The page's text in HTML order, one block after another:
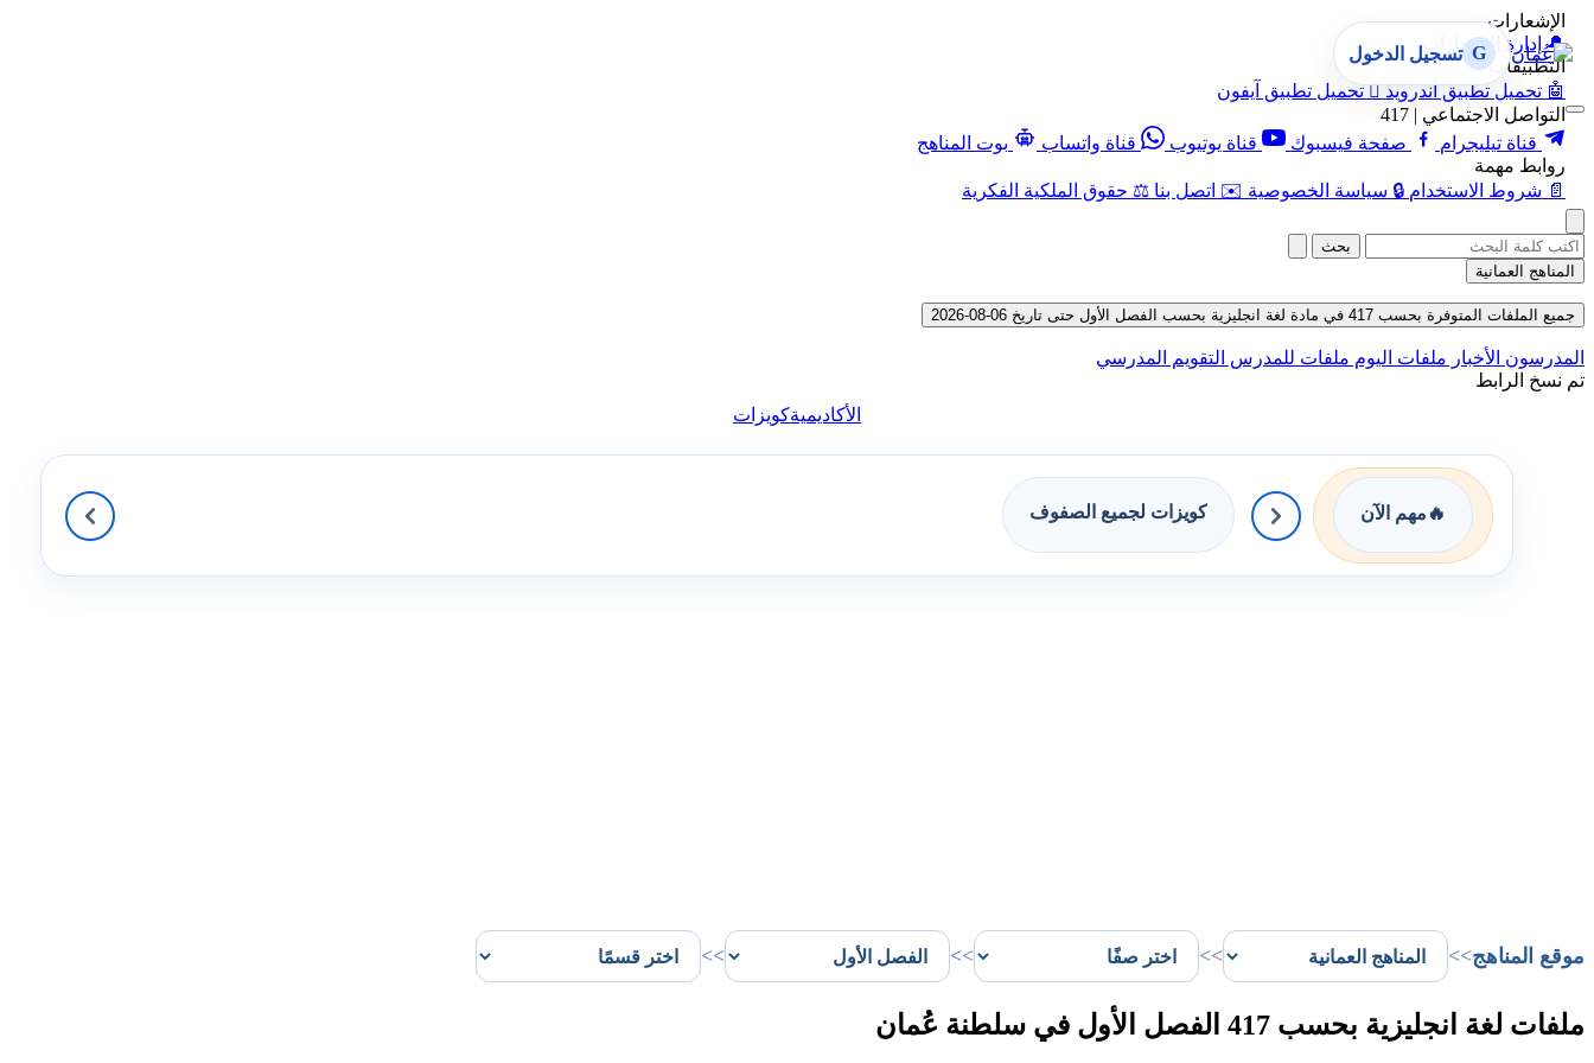
الإشعارات
🔔 إدارة الإشعارات
التطبيقات
🤖 تحميل تطبيق أندرويد  تحميل تطبيق آيفون
التواصل الاجتماعي | 417
قناة تيليجرام
صفحة فيسبوك قناة يوتيوب قناة واتساب
بوت المناهج
روابط مهمة
📄 شروط الاستخدام 🔒 سياسة الخصوصية ✉️ اتصل بنا ⚖️ حقوق الملكية الفكرية
G تسجيل الدخول
بحث
المناهج العمانية
جميع الملفات المتوفرة بحسب 417 في مادة لغة انجليزية بحسب الفصل الأول حتى تاريخ 06-08-2026
المدرسون الأخبار ملفات اليوم ملفات للمدرس التقويم المدرسي
تم نسخ الرابط
الأكاديميةكويزات
🔥 مهم الآن كويزات لجميع الصفوف
موقع المناهج>>
>>
>>
>>
ملفات لغة انجليزية بحسب 417 الفصل الأول في سلطنة عُمان